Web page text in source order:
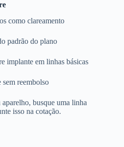
como clareamento
padrão do plano
implante em linhas básicas
sem reembolso
busque uma linha
isso na cotação.